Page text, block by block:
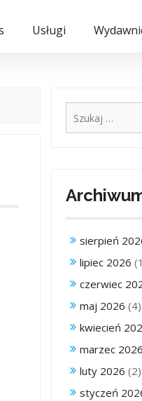
Usługi
sierpień
lipiec 2026
czerwiec
maj 2026 (4)
kwiecień
marzec 2026
luty 2026 (2)
styczeń